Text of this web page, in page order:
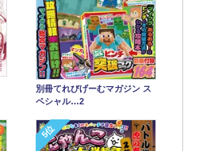
別冊てれびげーむマガジン ス
ペシャル…2
5位